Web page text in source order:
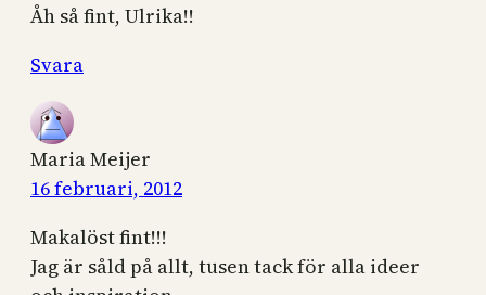
Åh så fint, Ulrika!!
Svara
Maria Meijer
16 februari, 2012
Makalöst fint!!!
Jag är såld på allt, tusen tack för alla ideer